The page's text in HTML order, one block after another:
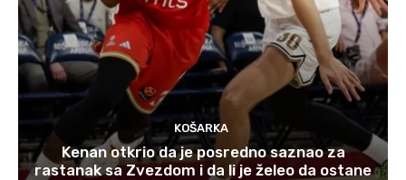
KOŠARKA
Kenan otkrio da je posredno saznao za
rastanak sa Zvezdom i da li je želeo da ostane